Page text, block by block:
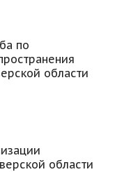
по
области
области